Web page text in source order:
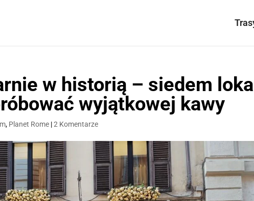
w historią – siedem
wyjątkowej kawy
, Planet Rome |2 Komentarze